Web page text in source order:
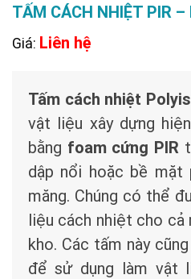
TẤM CÁCH NHIỆT PIR –
Giá: Liên hệ
Tấm cách nhiệt
vật liệu xây dựng
bằng foam cứng PIR
dập nổi hoặc bề mặt
măng. Chúng có thể
liệu cách nhiệt cho cả
kho. Các tấm này
để sử dụng làm vật